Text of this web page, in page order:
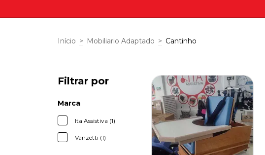
Início > Mobiliario Adaptado > Cantinho
Filtrar por
Marca
Ita Assistiva (1)
Vanzetti (1)